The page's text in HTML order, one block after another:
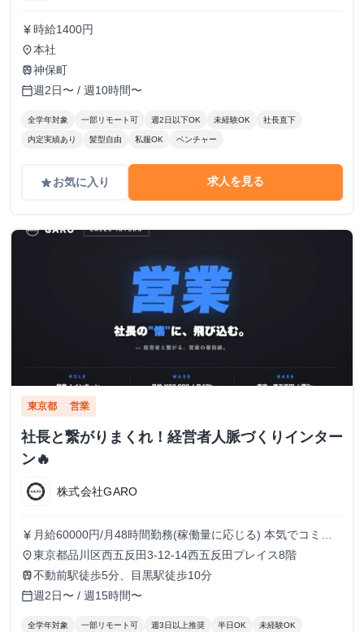
currency_yen 時給1400円
place本社
train神保町
calendar_today週2日〜 / 週10時間〜
全学年対象 一部リモート可 週2日以下OK 未経験OK 社長直下
内定実績あり 髪型自由 私服OK ベンチャー
gradeお気に入り 求人を見る
東京都 営業
社長と繋がりまくれ！経営者人脈づくりインター
ン🔥
株式会社GARO
currency_yen 月給60000円/月48時間勤務(稼働量に応じる) 本気でコミッ
トすれば、学生でも圧倒的な実績と報酬を得られる環境で
す！
place東京都品川区西五反田3-12-14西五反田プレイス8階
train不動前駅徒歩5分、目黒駅徒歩10分
calendar_today週2日〜 / 週15時間〜
全学年対象 一部リモート可 週3日以上推奨 半日OK 未経験OK